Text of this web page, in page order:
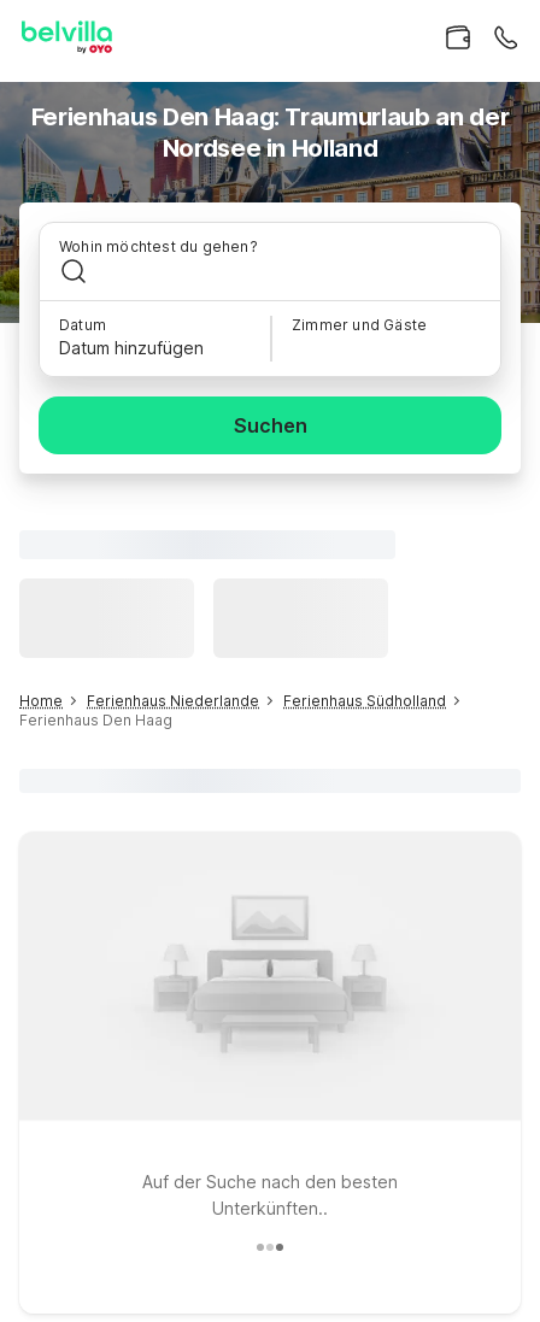
Ferienhaus Den Haag: Traumurlaub an der
Nordsee in Holland
Wohin möchtest du gehen?
Datum
Datum hinzufügen
Zimmer und Gäste
Suchen
Home Ferienhaus Niederlande
Ferienhaus Südholland
Ferienhaus Den Haag
Auf der Suche nach den besten
Unterkünften..